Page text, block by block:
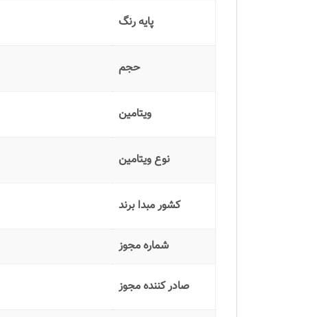
پایه رنگ
حجم
ویتامین
نوع ویتامین
کشور مبدا برند
شماره مجوز
صادر کننده مجوز